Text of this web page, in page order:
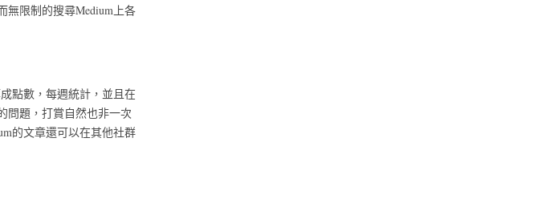
無限制的搜尋Medium上各
點數，每週統計，並且在
問題，打賞自然也非一次
的文章還可以在其他社群